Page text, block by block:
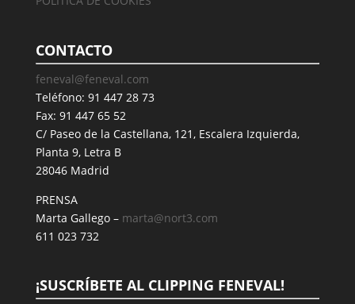
CONTACTO
feneval@feneval.com
Teléfono: 91 447 28 73
Fax: 91 447 65 52
C/ Paseo de la Castellana, 121, Escalera Izquierda,
Planta 9, Letra B
28046 Madrid
PRENSA
Marta Gallego – marta@nort3.com
611 023 732
¡SUSCRÍBETE AL CLIPPING FENEVAL!